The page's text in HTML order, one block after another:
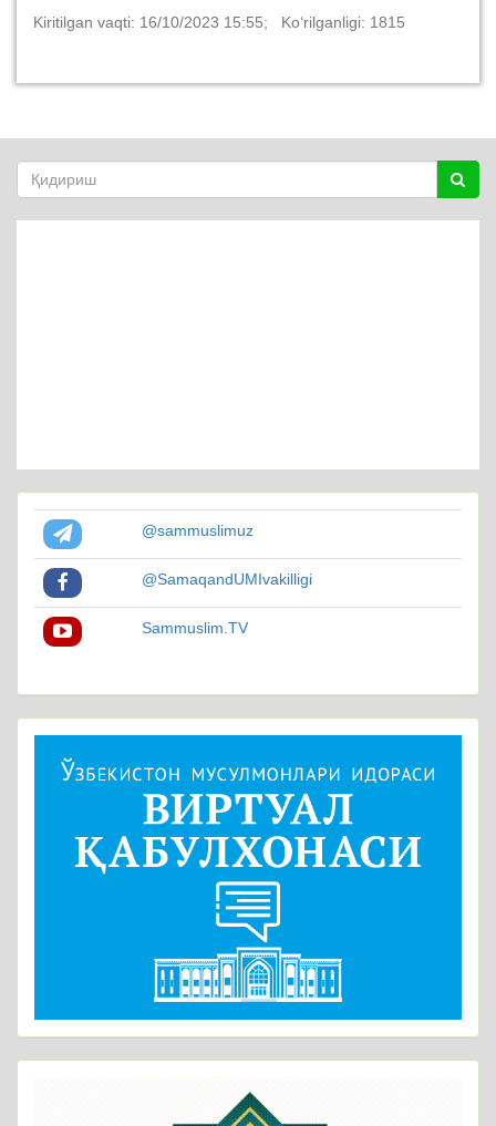
Kiritilgan vaqti: 16/10/2023 15:55; Ko‘rilganligi: 1815
@sammuslimuz
@SamaqandUMIvakilligi
Sammuslim.TV